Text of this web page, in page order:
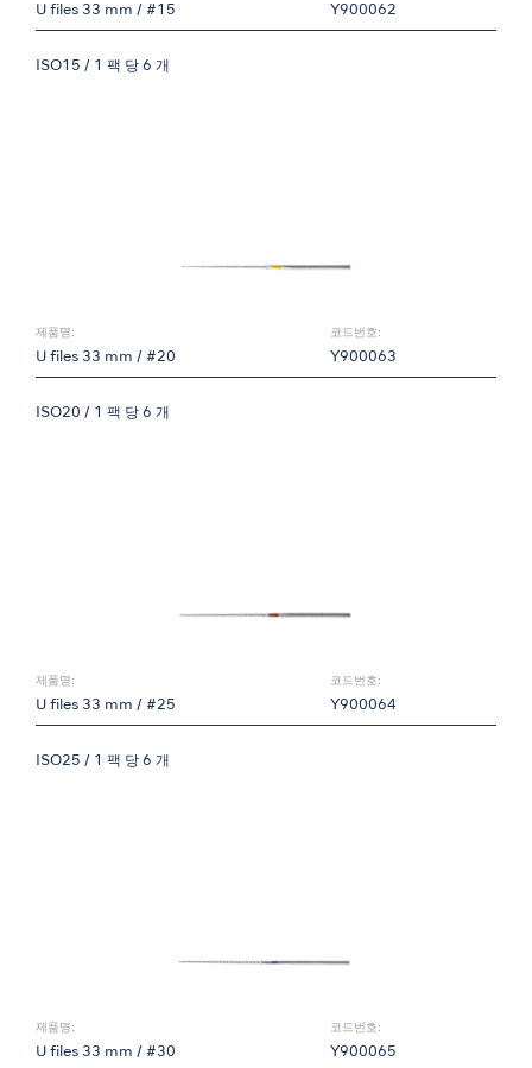
U files 33 mm / #15 Y900062
ISO15 / 1 팩 당 6 개
제품명:
U files 33 mm / #20
코드번호:
Y900063
ISO20 / 1 팩 당 6 개
제품명:
U files 33 mm / #25
코드번호:
Y900064
ISO25 / 1 팩 당 6 개
제품명:
U files 33 mm / #30
코드번호:
Y900065